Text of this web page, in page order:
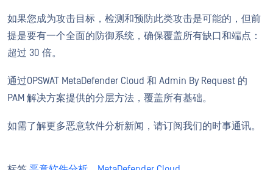
如果您成为攻击目标，检测和预防此类攻击是可能的，但前
提是要有一个全面的防御系统，确保覆盖所有缺口和端点：
超过 30 倍。
通过OPSWAT MetaDefender Cloud 和 Admin By Request 的
PAM 解决方案提供的分层方法，覆盖所有基础。
如需了解更多恶意软件分析新闻，请订阅我们的时事通讯。